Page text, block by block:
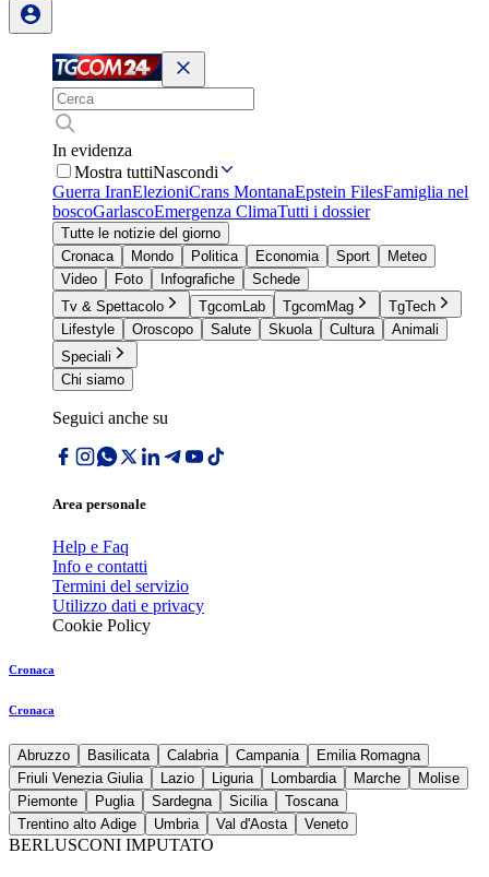
In evidenza
Mostra tuttiNascondi
Guerra IranElezioniCrans MontanaEpstein FilesFamiglia nel
boscoGarlascoEmergenza ClimaTutti i dossier
Tutte le notizie del giorno
Cronaca
Mondo Politica Economia Sport
Meteo
Video
Foto Infografiche
Schede
Tv & Spettacolo
TgcomLab TgcomMag
TgTech
Lifestyle
Oroscopo Salute Skuola Cultura
Animali
Speciali
Chi siamo
Seguici anche su
Area personale
Help e Faq
Info e contatti
Termini del servizio
Utilizzo dati e privacy
Cookie Policy
Cronaca
Cronaca
Abruzzo Basilicata Calabria Campania
Emilia Romagna
Friuli Venezia Giulia
Lazio Liguria Lombardia Marche
Molise
Piemonte
Puglia Sardegna Sicilia
Toscana
Trentino alto Adige
Umbria Val d'Aosta Veneto
BERLUSCONI IMPUTATO